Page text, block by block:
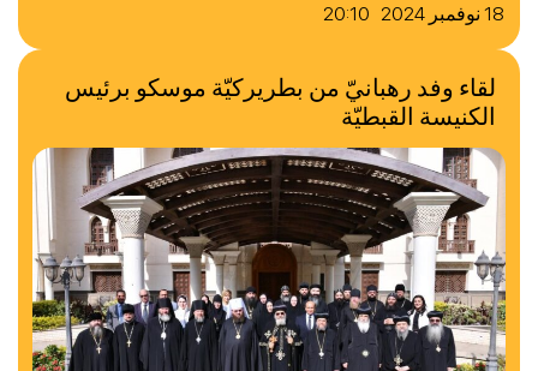
18 نوفمبر 2024 20:10
لقاء وفد رهبانيّ من بطريركيّة موسكو برئيس
الكنيسة القبطيّة